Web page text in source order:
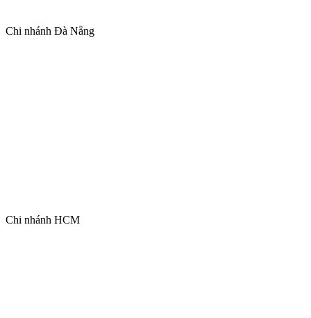
Chi nhánh Đà Nẵng
Chi nhánh HCM